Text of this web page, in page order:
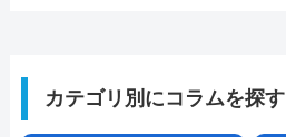
カテゴリ別にコラムを探す